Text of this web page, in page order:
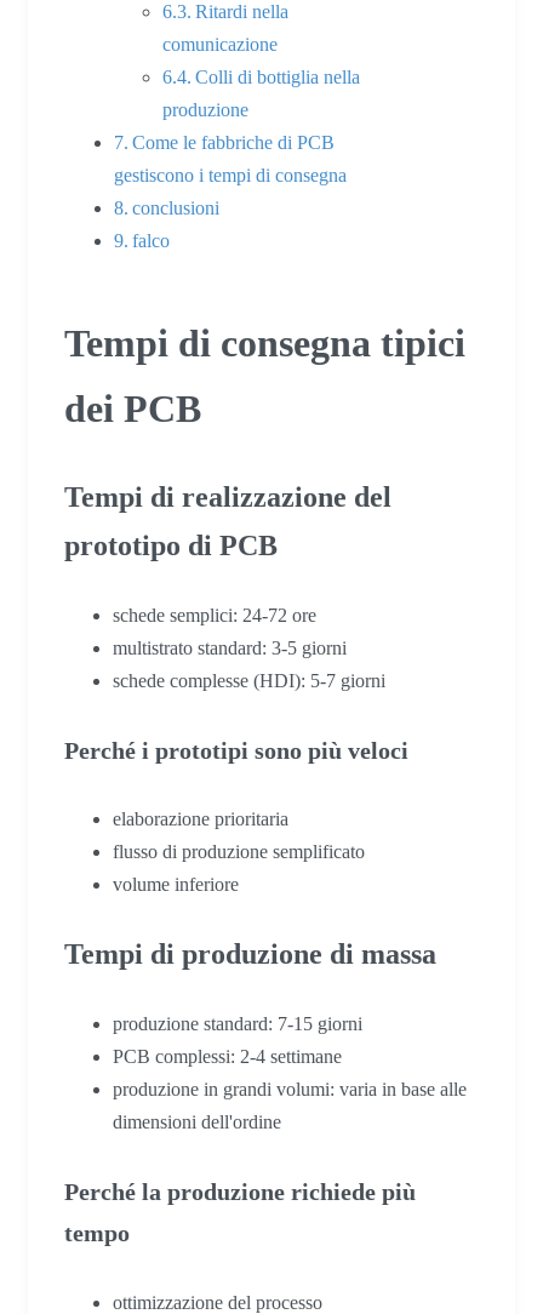
Ritardi nella
comunicazione
Colli di bottiglia nella
produzione
Come le fabbriche di PCB
gestiscono i tempi di consegna
conclusioni
falco
Tempi di consegna tipici
dei PCB
Tempi di realizzazione del
prototipo di PCB
schede semplici: 24-72 ore
multistrato standard: 3-5 giorni
schede complesse (HDI): 5-7 giorni
Perché i prototipi sono più veloci
elaborazione prioritaria
flusso di produzione semplificato
volume inferiore
Tempi di produzione di massa
produzione standard: 7-15 giorni
PCB complessi: 2-4 settimane
produzione in grandi volumi: varia in base alle
dimensioni dell'ordine
Perché la produzione richiede più
tempo
ottimizzazione del processo